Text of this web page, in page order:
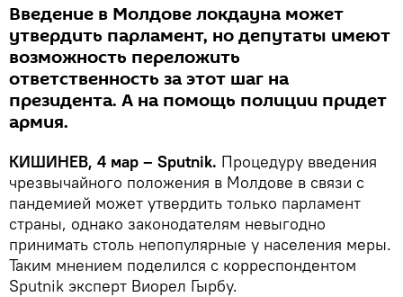
Введение в Молдове локдауна может
утвердить парламент, но депутаты имеют
возможность переложить
ответственность за этот шаг на
президента. А на помощь полиции придет
армия.
КИШИНЕВ, 4 мар – Sputnik. Процедуру введения
чрезвычайного положения в Молдове в связи с
пандемией может утвердить только парламент
страны, однако законодателям невыгодно
принимать столь непопулярные у населения меры.
Таким мнением поделился с корреспондентом
Sputnik эксперт Виорел Гырбу.